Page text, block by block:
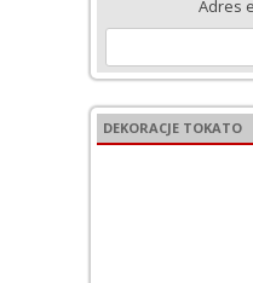
Adres
DEKORACJE TOKATO